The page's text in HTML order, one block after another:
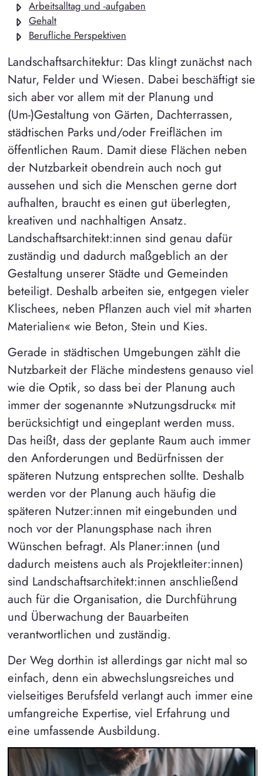
Arbeitsalltag und -aufgaben
Gehalt
Berufliche Perspektiven
Landschaftsarchitektur: Das klingt zunächst nach
Natur, Felder und Wiesen. Dabei beschäftigt sie
sich aber vor allem mit der Planung und
(Um-)Gestaltung von Gärten, Dachterrassen,
städtischen Parks und/oder Freiflächen im
öffentlichen Raum. Damit diese Flächen neben
der Nutzbarkeit obendrein auch noch gut
aussehen und sich die Menschen gerne dort
aufhalten, braucht es einen gut überlegten,
kreativen und nachhaltigen Ansatz.
Landschaftsarchitekt:innen sind genau dafür
zuständig und dadurch maßgeblich an der
Gestaltung unserer Städte und Gemeinden
beteiligt. Deshalb arbeiten sie, entgegen vieler
Klischees, neben Pflanzen auch viel mit »harten
Materialien« wie Beton, Stein und Kies.
Gerade in städtischen Umgebungen zählt die
Nutzbarkeit der Fläche mindestens genauso viel
wie die Optik, so dass bei der Planung auch
immer der sogenannte »Nutzungsdruck« mit
berücksichtigt und eingeplant werden muss.
Das heißt, dass der geplante Raum auch immer
den Anforderungen und Bedürfnissen der
späteren Nutzung entsprechen sollte. Deshalb
werden vor der Planung auch häufig die
späteren Nutzer:innen mit eingebunden und
noch vor der Planungsphase nach ihren
Wünschen befragt. Als Planer:innen (und
dadurch meistens auch als Projektleiter:innen)
sind Landschaftsarchitekt:innen anschließend
auch für die Organisation, die Durchführung
und Überwachung der Bauarbeiten
verantwortlichen und zuständig.
Der Weg dorthin ist allerdings gar nicht mal so
einfach, denn ein abwechslungsreiches und
vielseitiges Berufsfeld verlangt auch immer eine
umfangreiche Expertise, viel Erfahrung und
eine umfassende Ausbildung.